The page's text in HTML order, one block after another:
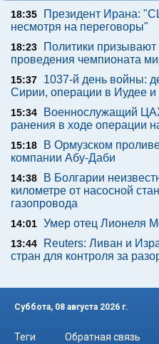
18:35
Президент Ирана:
несмотря на переговоры"
18:23
Политики призывают
проведения чемпионата
15:37
1037-й день войны:
Сирии, операции в Иудее
15:34
Военнослужащий
ранения в ходе операции
15:18
В Ормузском
компании Абу-Даби
14:38
В Болгарии
километре от насосной
газопровода
14:01 Умер отец Лионеля
13:44
Reuters: Ливан и
стран для контроля за
Суббота, 08 августа 2026 г.
Теги Обратная связь